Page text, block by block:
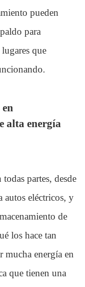
pueden
para
que
alta energía
partes, desde
autos eléctricos, y
de
los hace tan
mucha energía en
que tienen una